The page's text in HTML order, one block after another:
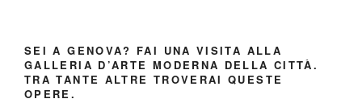
SEI A GENOVA? FAI UNA VISITA ALLA
GALLERIA D’ARTE MODERNA DELLA CITTÀ.
TRA TANTE ALTRE TROVERAI QUESTE
OPERE.